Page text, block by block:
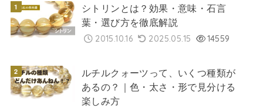
シトリンとは？効果・意味・石言
葉・選び方を徹底解説
2015.10.16 2025.05.15 14559
ルチルクォーツって、いくつ種類が
あるの？｜色・太さ・形で見分ける
楽しみ方